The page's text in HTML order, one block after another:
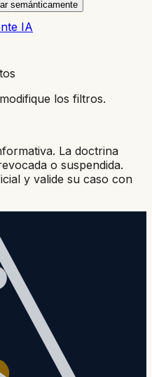
semánticamente
IA
los filtros.
La doctrina
o suspendida.
y valide su caso con